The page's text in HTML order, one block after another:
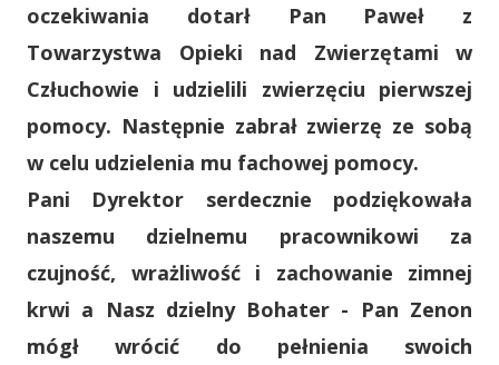
oczekiwania dotarł Pan Paweł z
Towarzystwa Opieki nad Zwierzętami w
Człuchowie i udzielili zwierzęciu pierwszej
pomocy. Następnie zabrał zwierzę ze sobą
w celu udzielenia mu fachowej pomocy.
Pani Dyrektor serdecznie podziękowała
naszemu dzielnemu pracownikowi za
czujność, wrażliwość i zachowanie zimnej
krwi a Nasz dzielny Bohater - Pan Zenon
mógł wrócić do pełnienia swoich